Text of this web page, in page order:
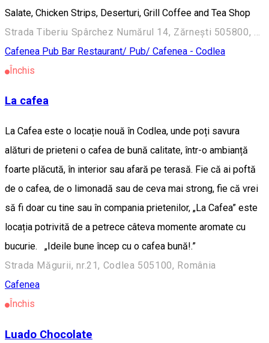
Salate, Chicken Strips, Deserturi, Grill Coffee and Tea Shop
Cafenea Pub Bar Restaurant/ Pub/ Cafenea - Codlea
Închis
La cafea
La Cafea este o locație nouă în Codlea, unde poți savura
alături de prieteni o cafea de bună calitate, într-o ambianță
foarte plăcută, în interior sau afară pe terasă. Fie că ai poftă
de o cafea, de o limonadă sau de ceva mai strong, fie că vrei
să fi doar cu tine sau în compania prietenilor, „La Cafea” este
locația potrivită de a petrece câteva momente aromate cu
bucurie. „Ideile bune încep cu o cafea bună!.”
Strada Măgurii, nr.21, Codlea 505100, România
Cafenea
Închis
Luado Chocolate